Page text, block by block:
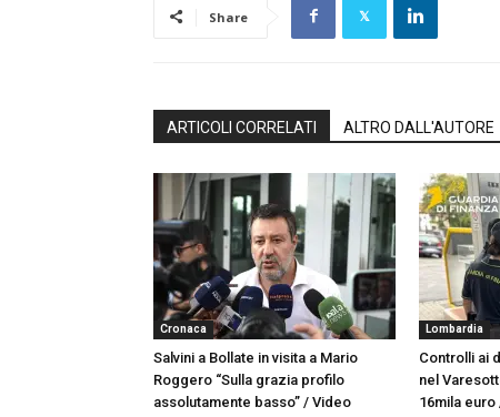
Share
ARTICOLI CORRELATI ALTRO DALL'AUTORE
Cronaca
Salvini a Bollate in visita a Mario
Roggero “Sulla grazia profilo
assolutamente basso” / Video
Lombardia
Controlli ai
nel
16mila